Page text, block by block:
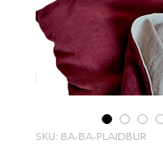
SKU: BA-BA-PLAIDBUR